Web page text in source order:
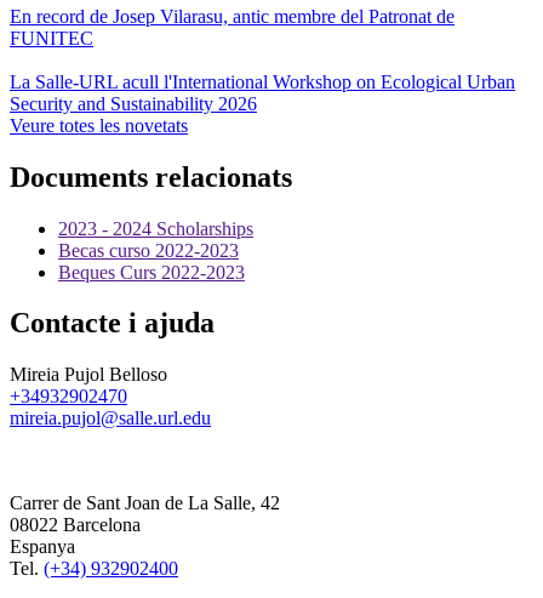
En record de Josep Vilarasu, antic membre del Patronat de
FUNITEC
La Salle-URL acull l'International Workshop on Ecological Urban
Security and Sustainability 2026
Veure totes les novetats
Documents relacionats
2023 - 2024 Scholarships
Becas curso 2022-2023
Beques Curs 2022-2023
Contacte i ajuda
Mireia Pujol Belloso
+34932902470
mireia.pujol@salle.url.edu
Carrer de Sant Joan de La Salle, 42
08022 Barcelona
Espanya
Tel. (+34) 932902400